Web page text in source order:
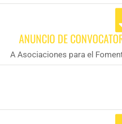
ANUNCIO DE
A Asociaciones para el